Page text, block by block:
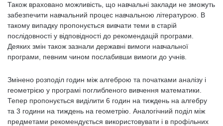
Також враховано можливість, що навчальні заклади не зможуть
забезпечити навчальний процес навчальною літературою. В
такому випадку пропонується вивчати теми в старій
послідовності у відповідності до рекомендацій програми.
Деяких змін також зазнали державні вимоги навчальної
програми, певним чином послабивши вимоги до учнів.
Змінено розподіл годин між алгеброю та початками аналізу і
геометрією у програмі поглибленого вивчення математики.
Тепер пропонується виділити 6 годин на тиждень на алгебру
та 3 години на тиждень на геометрію. Аналогічний поділ між
предметами рекомендується використовувати і в профільних